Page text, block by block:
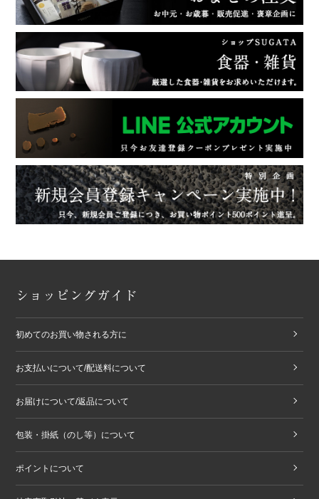
ショッピングガイド
初めてのお買い物される方に
お支払いについて/配送料について
お届けについて/返品について
包装・掛紙（のし等）について
ポイントについて